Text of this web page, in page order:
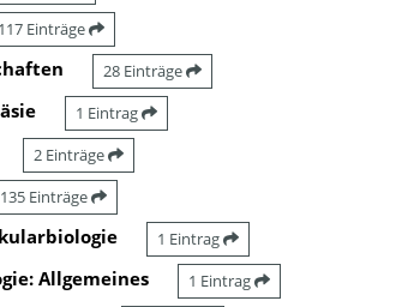
117 Einträge
28 Einträge
1 Eintrag
2 Einträge
135 Einträge
1 Eintrag
Allgemeines 1 Eintrag